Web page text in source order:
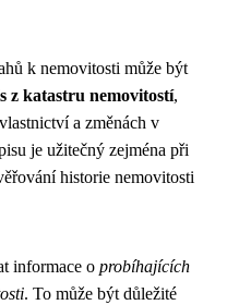
k nemovitosti může být
z katastru nemovitostí,
a změnách v
je užitečný zejména při
historie nemovitosti
informace o probíhajících
. To může být důležité